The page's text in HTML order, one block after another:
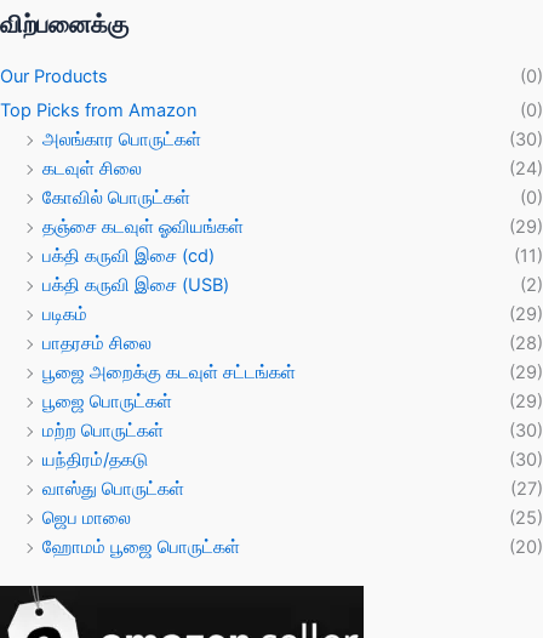
விற்பனைக்கு
Our Products
(0)
Top Picks from Amazon
(0)
அலங்கார பொருட்கள்
(30)
கடவுள் சிலை
(24)
கோவில் பொருட்கள்
(0)
தஞ்சை கடவுள் ஓவியங்கள்
(29)
பக்தி கருவி இசை (cd)
(11)
பக்தி கருவி இசை (USB)
(2)
படிகம்
(29)
பாதரசம் சிலை
(28)
பூஜை அறைக்கு கடவுள் சட்டங்கள்
(29)
பூஜை பொருட்கள்
(29)
மற்ற பொருட்கள்
(30)
யந்திரம்/தகடு
(30)
வாஸ்து பொருட்கள்
(27)
ஜெப மாலை
(25)
ஹோமம் பூஜை பொருட்கள்
(20)